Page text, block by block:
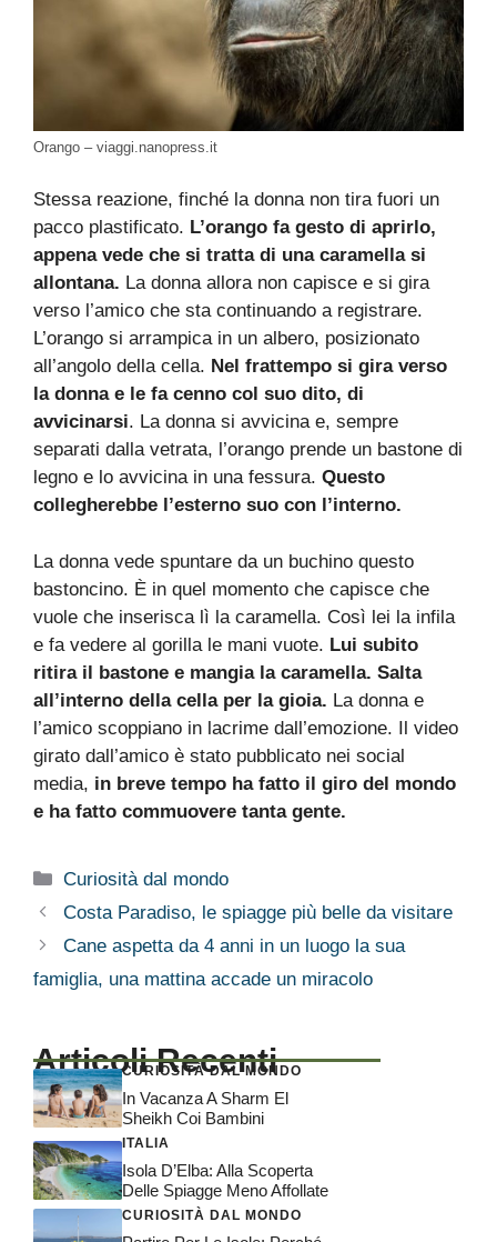
Orango – viaggi.nanopress.it
Stessa reazione, finché la donna non tira fuori un
pacco plastificato. L’orango fa gesto di aprirlo,
appena vede che si tratta di una caramella si
allontana. La donna allora non capisce e si gira
verso l’amico che sta continuando a registrare.
L’orango si arrampica in un albero, posizionato
all’angolo della cella. Nel frattempo si gira verso
la donna e le fa cenno col suo dito, di
avvicinarsi. La donna si avvicina e, sempre
separati dalla vetrata, l’orango prende un bastone di
legno e lo avvicina in una fessura. Questo
collegherebbe l’esterno suo con l’interno.
La donna vede spuntare da un buchino questo
bastoncino. È in quel momento che capisce che
vuole che inserisca lì la caramella. Così lei la infila
e fa vedere al gorilla le mani vuote. Lui subito
ritira il bastone e mangia la caramella. Salta
all’interno della cella per la gioia. La donna e
l’amico scoppiano in lacrime dall’emozione. Il video
girato dall’amico è stato pubblicato nei social
media, in breve tempo ha fatto il giro del mondo
e ha fatto commuovere tanta gente.
Categorie
Curiosità dal mondo
Costa Paradiso, le spiagge più belle da visitare
Cane aspetta da 4 anni in un luogo la sua
famiglia, una mattina accade un miracolo
Articoli Recenti
CURIOSITÀ DAL MONDO
In Vacanza A Sharm El
Sheikh Coi Bambini
ITALIA
Isola D’Elba: Alla Scoperta
Delle Spiagge Meno Affollate
CURIOSITÀ DAL MONDO